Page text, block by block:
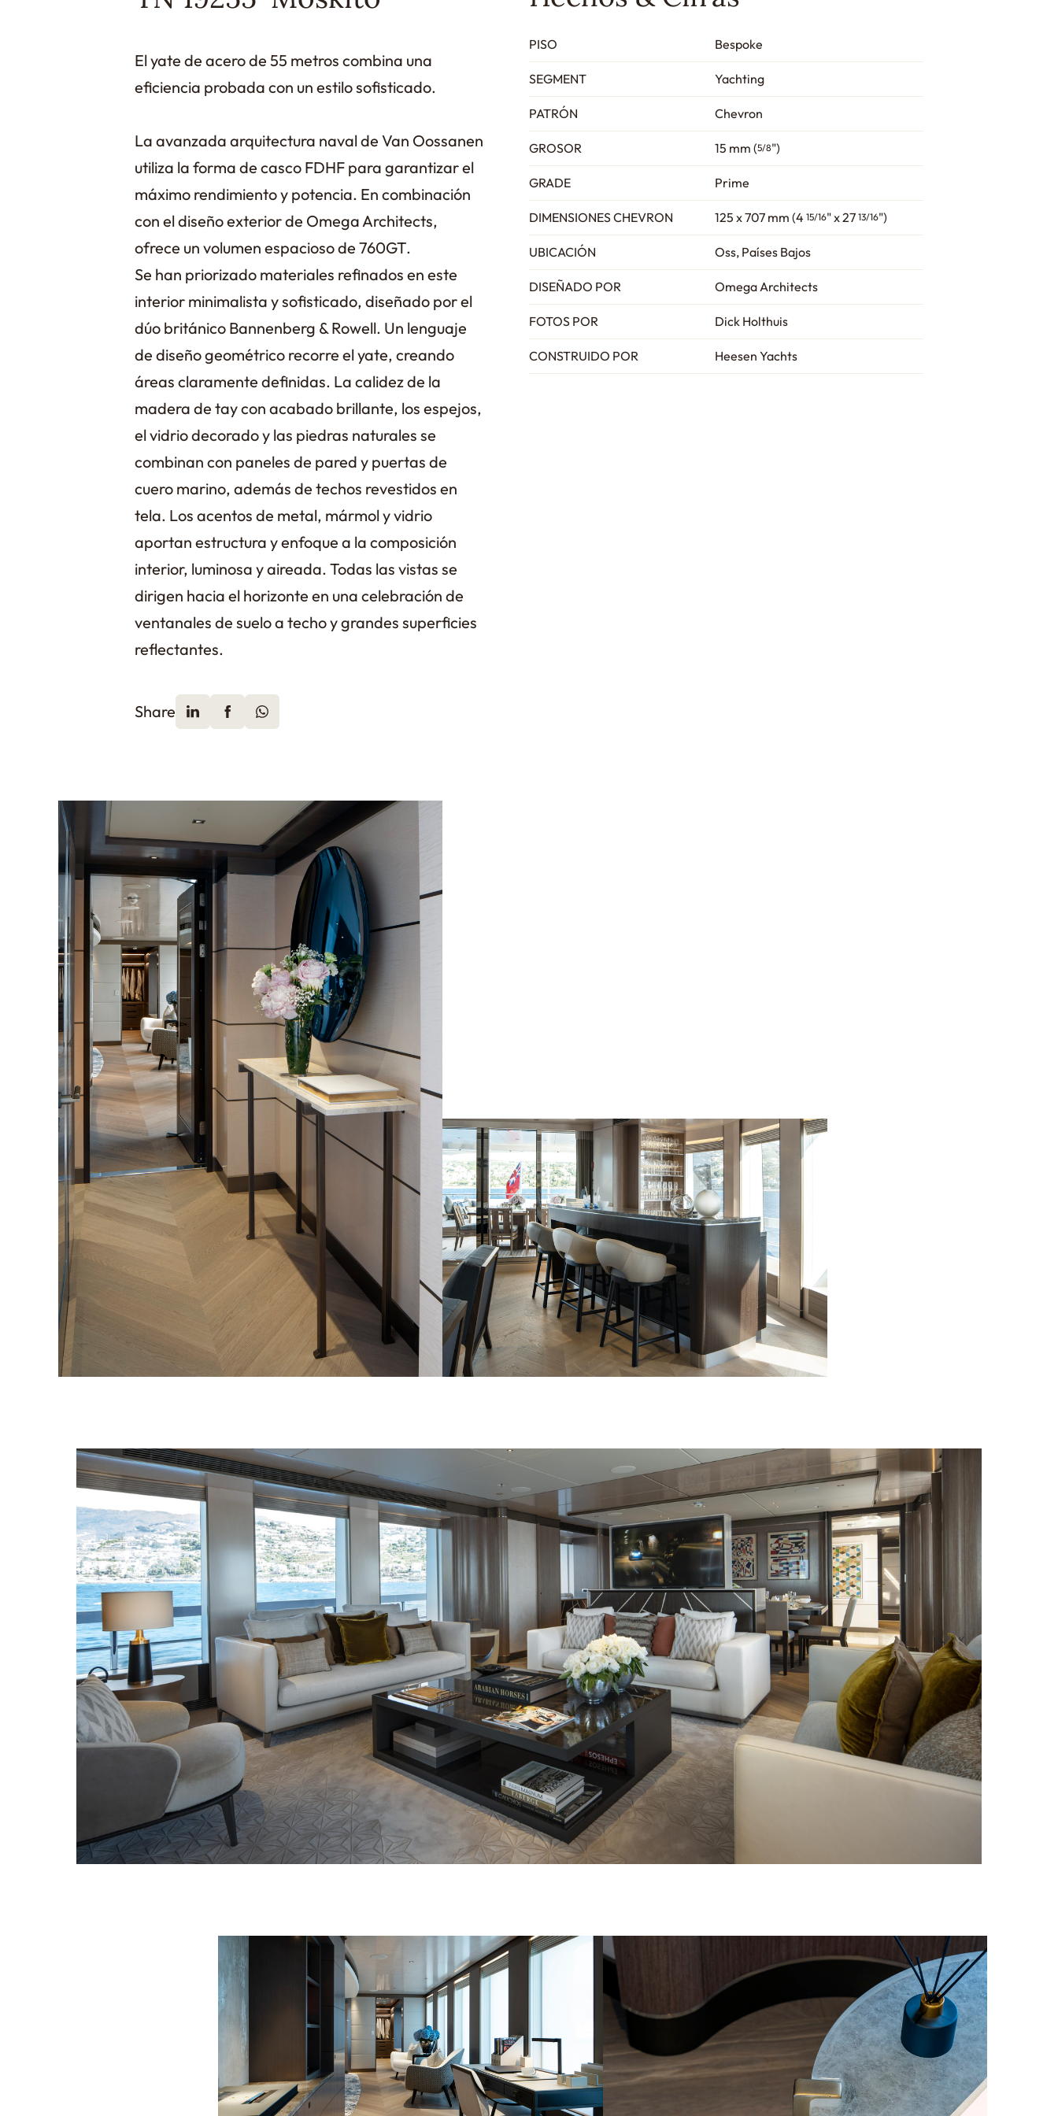
El yate de acero de 55 metros combina una
eficiencia probada con un estilo sofisticado.
La avanzada arquitectura naval de Van Oossanen
utiliza la forma de casco FDHF para garantizar el
máximo rendimiento y potencia. En combinación
con el diseño exterior de Omega Architects,
ofrece un volumen espacioso de 760GT.
Se han priorizado materiales refinados en este
interior minimalista y sofisticado, diseñado por el
dúo británico Bannenberg & Rowell. Un lenguaje
de diseño geométrico recorre el yate, creando
áreas claramente definidas. La calidez de la
madera de tay con acabado brillante, los espejos,
el vidrio decorado y las piedras naturales se
combinan con paneles de pared y puertas de
cuero marino, además de techos revestidos en
tela. Los acentos de metal, mármol y vidrio
aportan estructura y enfoque a la composición
interior, luminosa y aireada. Todas las vistas se
dirigen hacia el horizonte en una celebración de
ventanales de suelo a techo y grandes superficies
reflectantes.
Share
PISO Bespoke
SEGMENT Yachting
PATRÓN Chevron
GROSOR 15 mm (5/8")
GRADE Prime
DIMENSIONES CHEVRON 125 x 707 mm (4 15/16" x 27 13/16")
UBICACIÓN Oss, Países Bajos
DISEÑADO POR Omega Architects
FOTOS POR Dick Holthuis
CONSTRUIDO POR Heesen Yachts